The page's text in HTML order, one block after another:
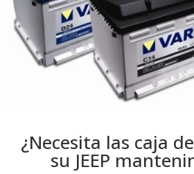
¿Necesita las caja
su JEEP